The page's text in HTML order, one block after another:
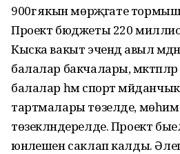
900гә якын мөрәҗәгате
Проект бюджеты 220
Кыска вакыт эчендә авыл
балалар бакчалары,
балалар һәм спорт
тартмалары төзелде,
төзекләндерелде. Проект
юнәлешен саклап калды.